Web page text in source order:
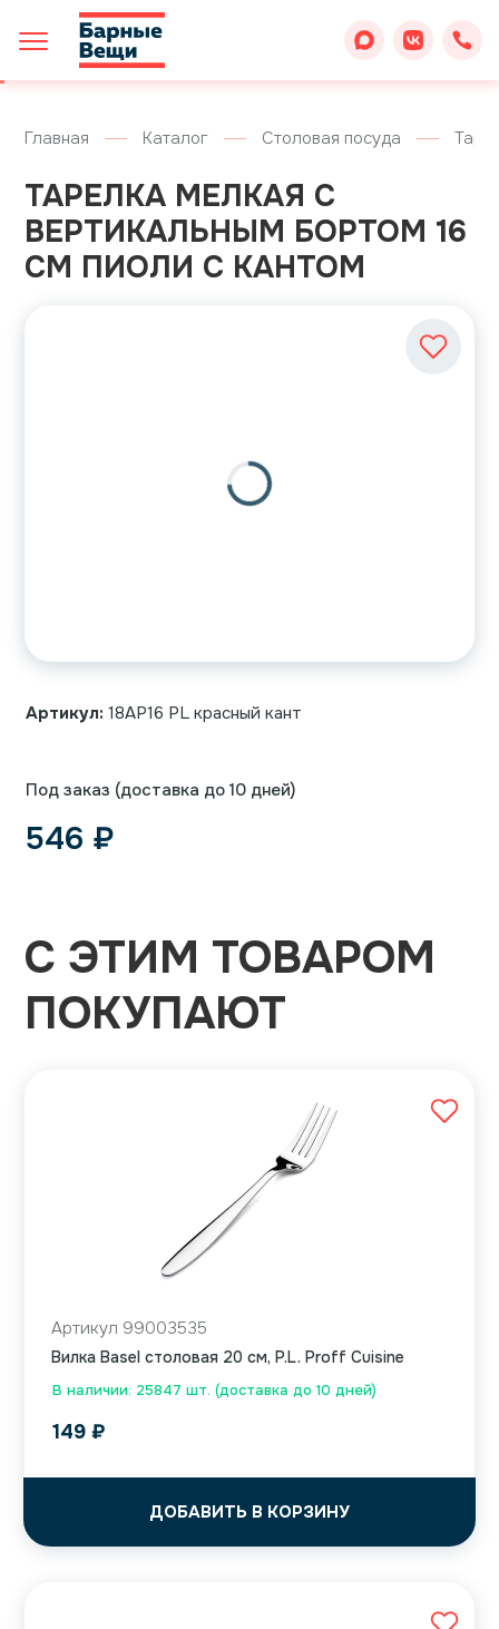
Главная Каталог Столовая посуда
ТАРЕЛКА МЕЛКАЯ С
ВЕРТИКАЛЬНЫМ БОРТОМ 16
СМ ПИОЛИ С КАНТОМ
Артикул: 18AP16 PL красный кант
Под заказ (доставка до 10 дней)
546 ₽
С ЭТИМ ТОВАРОМ
ПОКУПАЮТ
В наличии: 25847 шт. (доставка до 10 дней)
Артикул 99003535
Вилка Basel столовая 20 см, P.L. Proff Cuisine
149 ₽
ДОБАВИТЬ В КОРЗИНУ